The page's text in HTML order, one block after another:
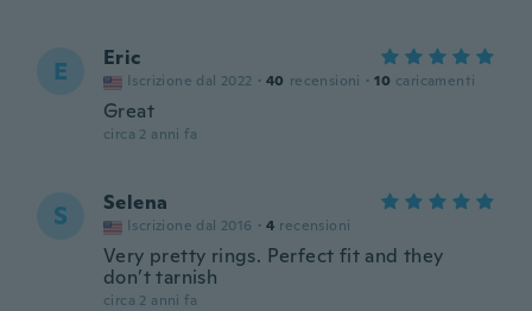
E Eric
Iscrizione dal 2022 · 40 recensioni · 10 caricamenti
Great
circa 2 anni fa
S Selena
Iscrizione dal 2016 · 4 recensioni
Very pretty rings. Perfect fit and they
don’t tarnish
circa 2 anni fa